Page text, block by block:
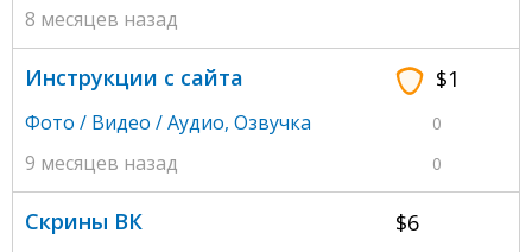
8 месяцев назад
$1
0
0
Инструкции с сайта
Фото / Видео / Аудио, Озвучка
9 месяцев назад
$6
Скрины ВК